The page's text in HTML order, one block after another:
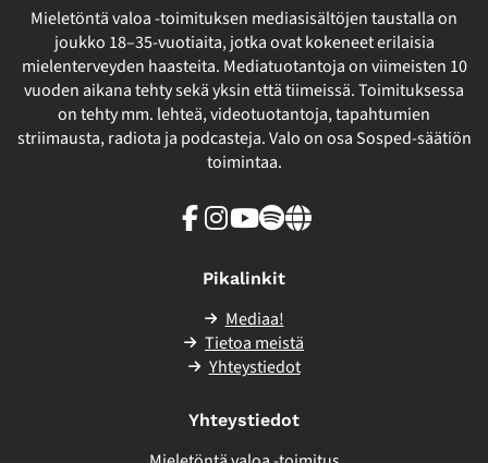
Mieletöntä valoa -toimituksen mediasisältöjen taustalla on
joukko 18–35-vuotiaita, jotka ovat kokeneet erilaisia
mielenterveyden haasteita. Mediatuotantoja on viimeisten 10
vuoden aikana tehty sekä yksin että tiimeissä. Toimituksessa
on tehty mm. lehteä, videotuotantoja, tapahtumien
striimausta, radiota ja podcasteja. Valo on osa Sosped-säätiön
toimintaa.
Facebook
Instagram
Youtube
SpotifyLinkki
Pikalinkit
Mediaa!
Tietoa meistä
Yhteystiedot
Yhteystiedot